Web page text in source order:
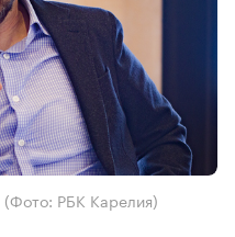
(Фото: РБК Карелия)